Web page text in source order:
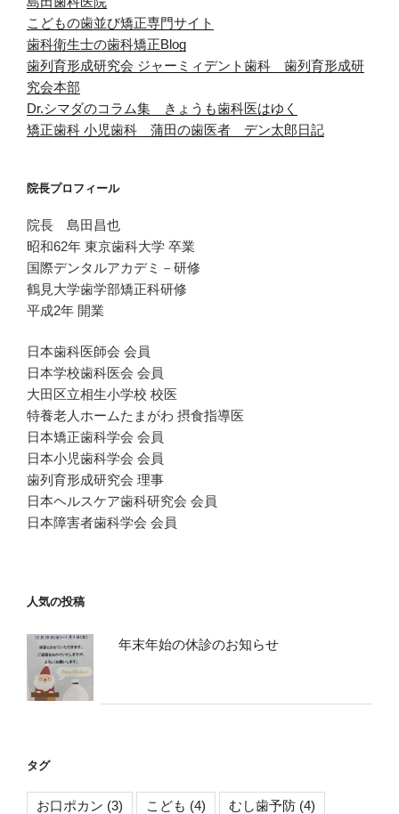
こどもの歯並び矯正専門サイト
歯科衛生士の歯科矯正Blog
歯列育形成研究会 ジャーミィデント歯科 歯列育形成研
究会本部
Dr.シマダのコラム集 きょうも歯科医はゆく
矯正歯科 小児歯科 蒲田の歯医者 デン太郎日記
院長プロフィール
院長 島田昌也
昭和62年 東京歯科大学 卒業
国際デンタルアカデミ－研修
鶴見大学歯学部矯正科研修
平成2年 開業
日本歯科医師会 会員
日本学校歯科医会 会員
大田区立相生小学校 校医
特養老人ホームたまがわ 摂食指導医
日本矯正歯科学会 会員
日本小児歯科学会 会員
歯列育形成研究会 理事
日本ヘルスケア歯科研究会 会員
日本障害者歯科学会 会員
人気の投稿
年末年始の休診のお知らせ
タグ
お口ポカン (3) こども (4) むし歯予防 (4)